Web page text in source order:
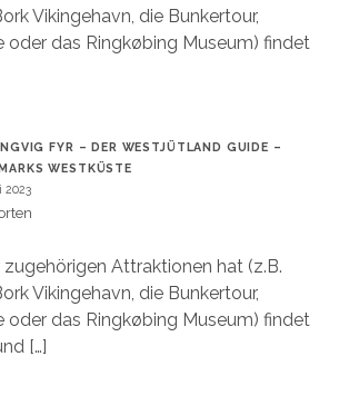
Vikingehavn, die Bunkertour,
oder das Ringkøbing Museum) findet
FYR – DER WESTJÜTLAND GUIDE –
WESTKÜSTE
2023
zugehörigen Attraktionen hat (z.B.
Vikingehavn, die Bunkertour,
oder das Ringkøbing Museum) findet
[…]